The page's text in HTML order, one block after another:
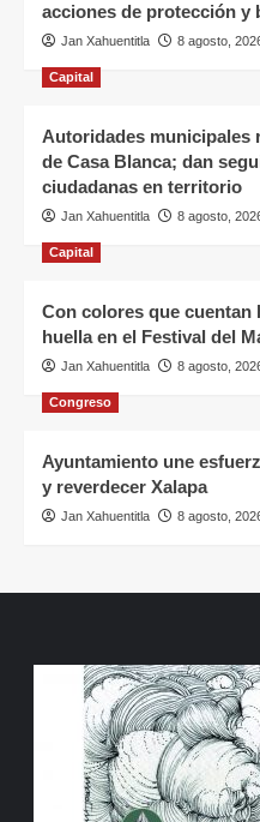
acciones de protección y
Jan Xahuentitla 8 agosto,
Capital
Autoridades municipales
de Casa Blanca; dan
ciudadanas en territorio
Jan Xahuentitla 8 agosto,
Capital
Con colores que cuentan
huella en el Festival del
Jan Xahuentitla 8 agosto,
Congreso
Ayuntamiento une
y reverdecer Xalapa
Jan Xahuentitla 8 agosto,